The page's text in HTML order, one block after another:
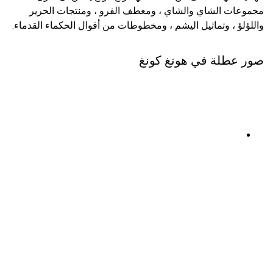
مجموعات الشاي والشاي ، ومعطف الفرو ، ومنتجات الحرير
واللؤلؤ ، وتماثيل اليشم ، ومخطوطات من أقوال الحكماء القدماء.
صور عطلة في هونغ كونغ